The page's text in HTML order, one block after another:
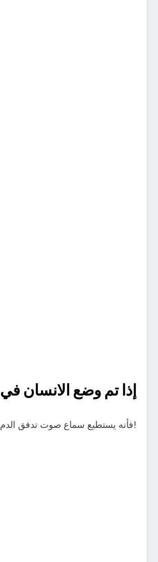
إذا تم وضع الانسان في
فأنه يستطيع سماع صوت تدفق الدم في الشراين والأوردة من جسده!